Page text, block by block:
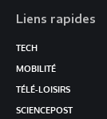
Liens rapides
TECH
MOBILITÉ
TÉLÉ-LOISIRS
SCIENCEPOST